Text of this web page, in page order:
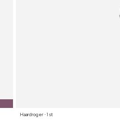
Haardroger ⋅ 1 st